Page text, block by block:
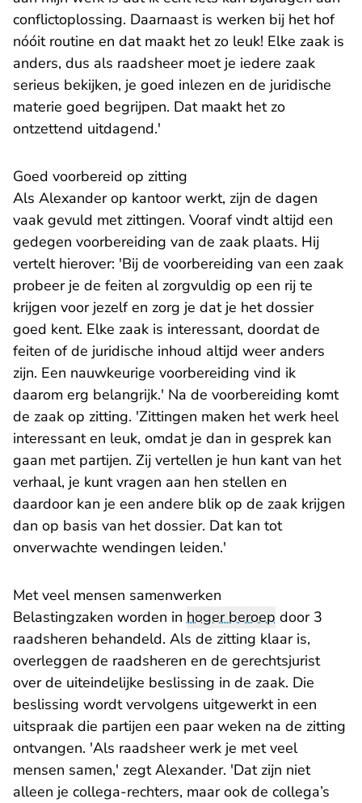
conflictoplossing. Daarnaast is werken bij het hof
nóóit routine en dat maakt het zo leuk! Elke zaak is
anders, dus als raadsheer moet je iedere zaak
serieus bekijken, je goed inlezen en de juridische
materie goed begrijpen. Dat maakt het zo
ontzettend uitdagend.'
Goed voorbereid op zitting
Als Alexander op kantoor werkt, zijn de dagen
vaak gevuld met zittingen. Vooraf vindt altijd een
gedegen voorbereiding van de zaak plaats. Hij
vertelt hierover: 'Bij de voorbereiding van een zaak
probeer je de feiten al zorgvuldig op een rij te
krijgen voor jezelf en zorg je dat je het dossier
goed kent. Elke zaak is interessant, doordat de
feiten of de juridische inhoud altijd weer anders
zijn. Een nauwkeurige voorbereiding vind ik
daarom erg belangrijk.' Na de voorbereiding komt
de zaak op zitting. 'Zittingen maken het werk heel
interessant en leuk, omdat je dan in gesprek kan
gaan met partijen. Zij vertellen je hun kant van het
verhaal, je kunt vragen aan hen stellen en
daardoor kan je een andere blik op de zaak krijgen
dan op basis van het dossier. Dat kan tot
onverwachte wendingen leiden.'
Met veel mensen samenwerken
Belastingzaken worden in hoger beroep door 3
raadsheren behandeld. Als de zitting klaar is,
overleggen de raadsheren en de gerechtsjurist
over de uiteindelijke beslissing in de zaak. Die
beslissing wordt vervolgens uitgewerkt in een
uitspraak die partijen een paar weken na de zitting
ontvangen. 'Als raadsheer werk je met veel
mensen samen,' zegt Alexander. 'Dat zijn niet
alleen je collega-rechters, maar ook de collega’s